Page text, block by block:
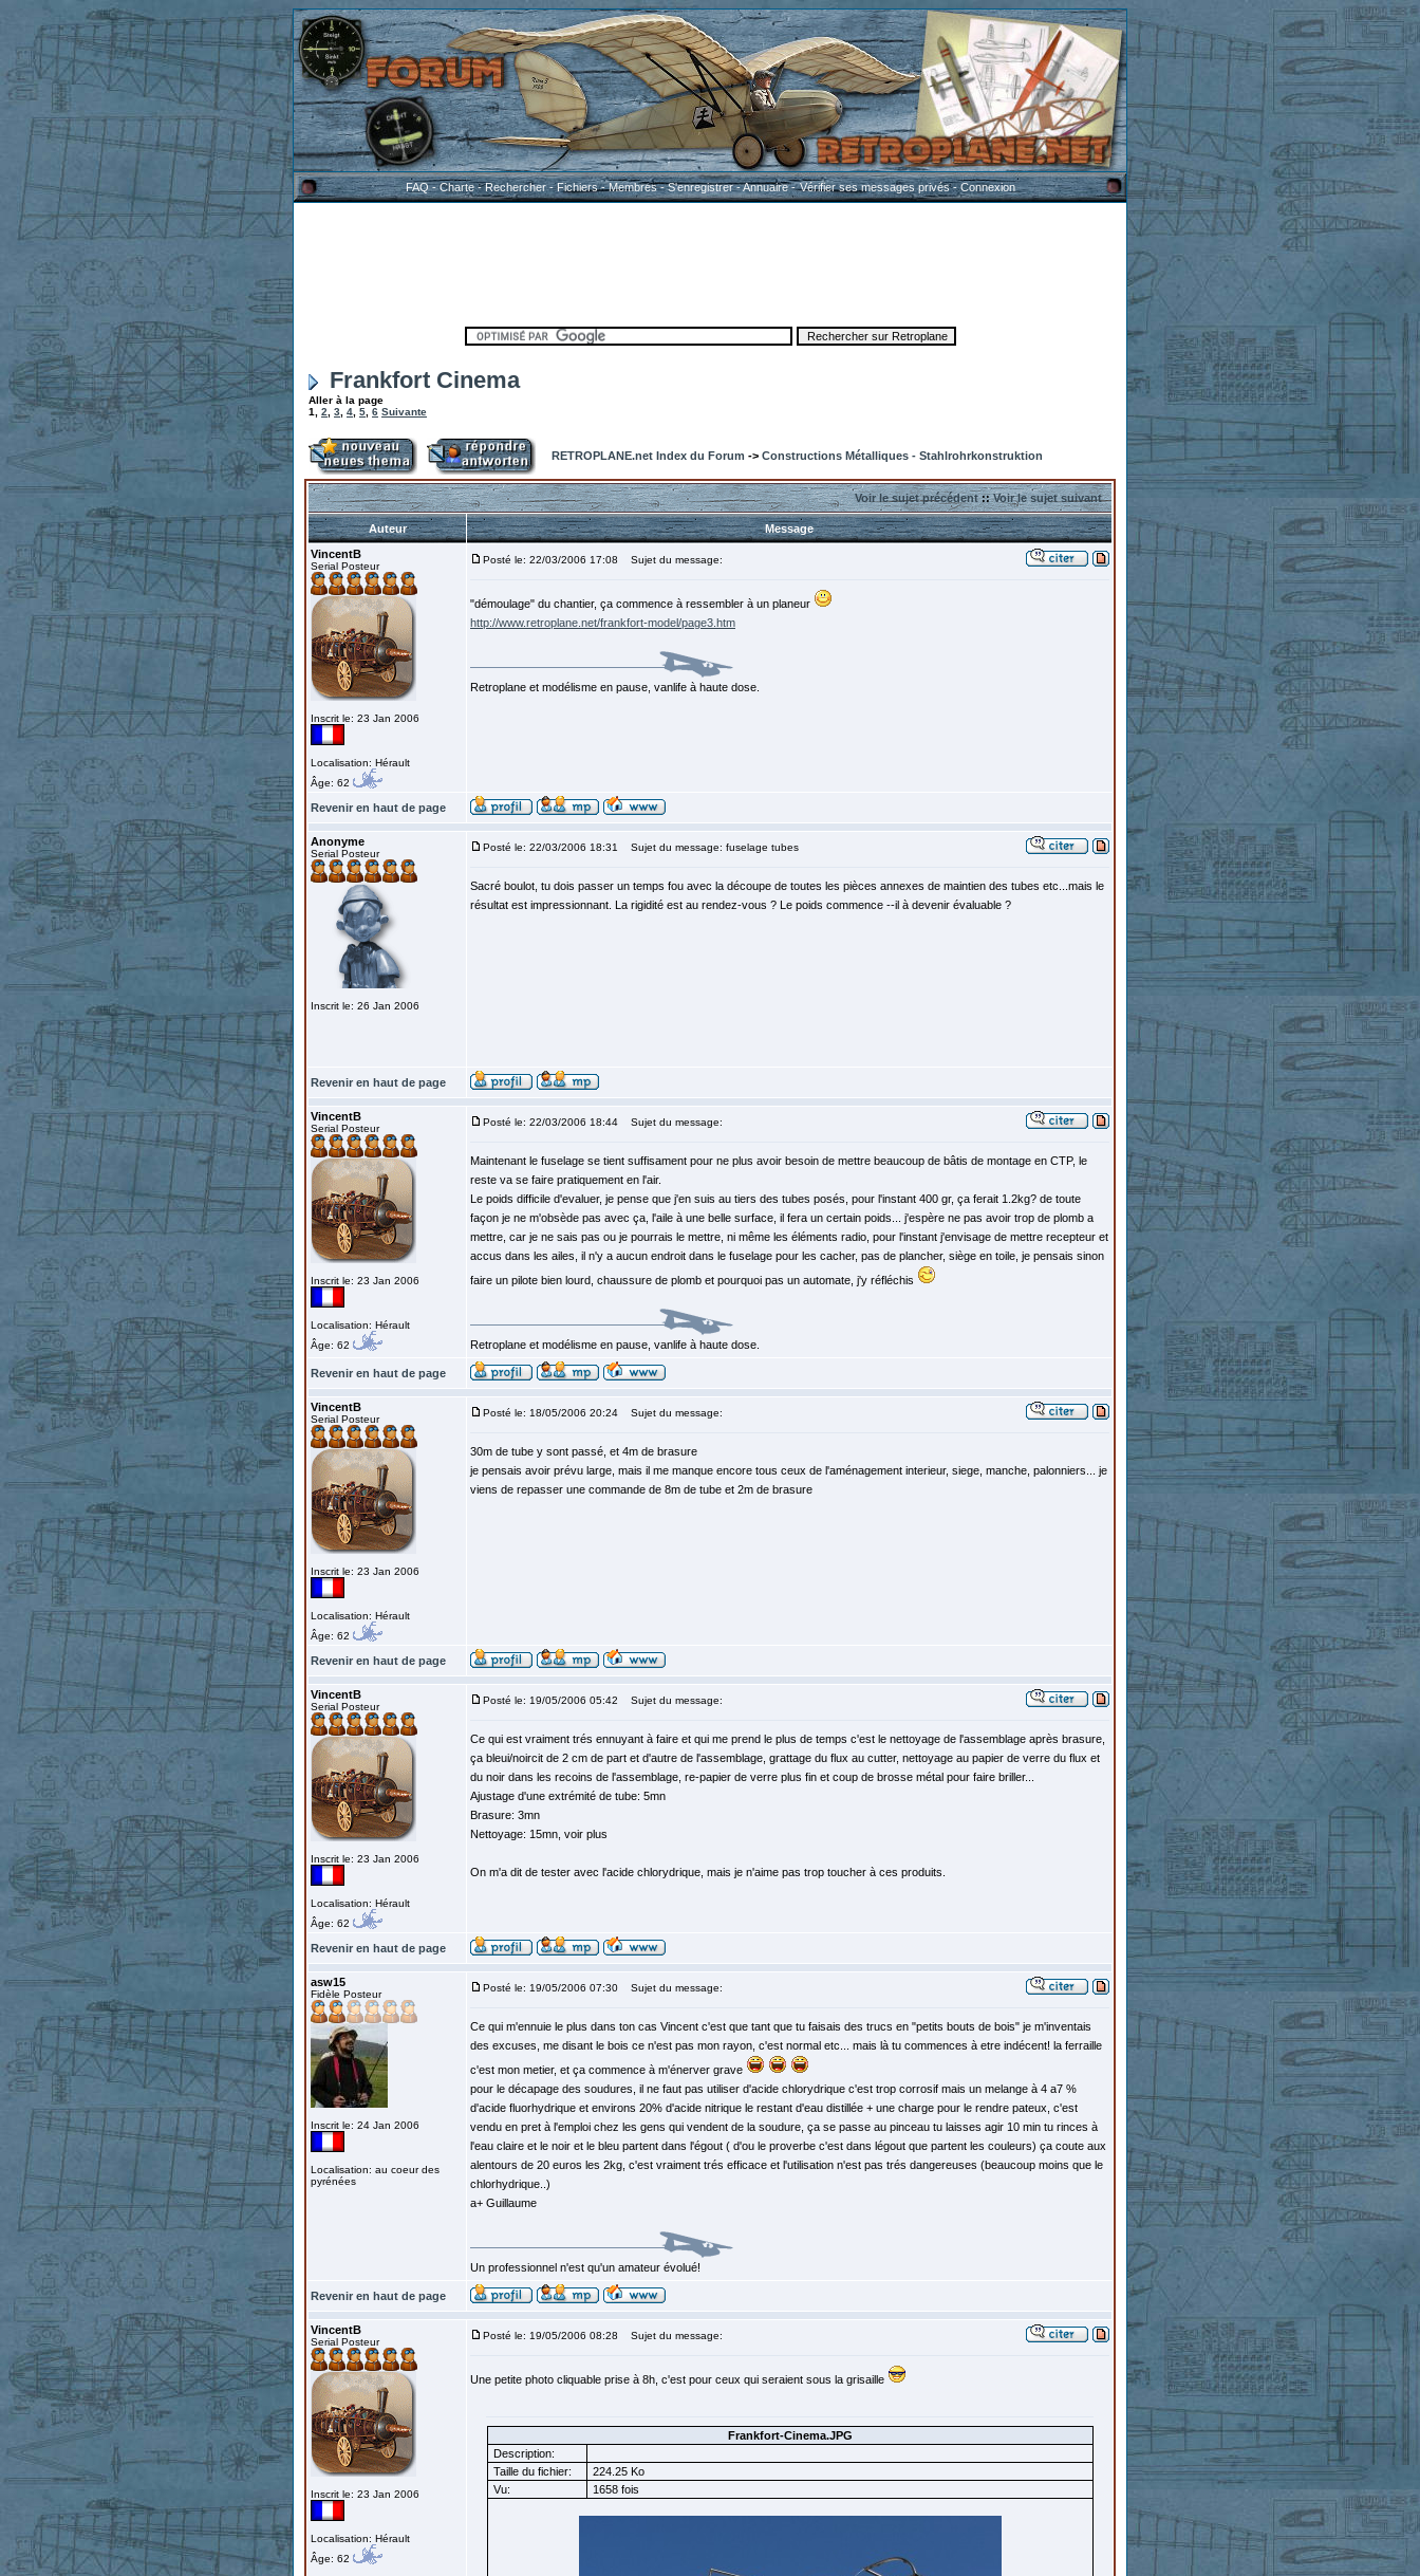
FAQ-Charte-Rechercher-Fichiers-Membres-S'enregistrer-Annuaire-Vérifier ses messages privés-Connexion
Frankfort Cinema
Aller à la page
1
2 3 4 5 6 Suivante
RETROPLANE.net Index du Forum -> Constructions Métalliques - Stahlrohrkonstruktion
Voir le sujet précédent::Voir le sujet suivant
Auteur
Message
VincentB
Serial Posteur
Inscrit le: 23 Jan 2006
Localisation: Hérault
Âge: 62
Posté le: 22/03/2006 17:08 Sujet du message:
"démoulage" du chantier, ça commence à ressembler à un planeur
http://www.retroplane.net/frankfort-model/page3.htm
Retroplane et modélisme en pause, vanlife à haute dose.
Revenir en haut de page
Anonyme
Serial Posteur
Inscrit le: 26 Jan 2006
Posté le: 22/03/2006 18:31 Sujet du message: fuselage tubes
Sacré boulot, tu dois passer un temps fou avec la découpe de toutes les pièces annexes de maintien des tubes etc...mais le
résultat est impressionnant. La rigidité est au rendez-vous ? Le poids commence --il à devenir évaluable ?
Revenir en haut de page
VincentB
Serial Posteur
Inscrit le: 23 Jan 2006
Localisation: Hérault
Âge: 62
Posté le: 22/03/2006 18:44 Sujet du message:
Maintenant le fuselage se tient suffisament pour ne plus avoir besoin de mettre beaucoup de bâtis de montage en CTP, le
reste va se faire pratiquement en l'air.
Le poids difficile d'evaluer, je pense que j'en suis au tiers des tubes posés, pour l'instant 400 gr, ça ferait 1.2kg? de toute
façon je ne m'obsède pas avec ça, l'aile à une belle surface, il fera un certain poids... j'espère ne pas avoir trop de plomb a
mettre, car je ne sais pas ou je pourrais le mettre, ni même les éléments radio, pour l'instant j'envisage de mettre recepteur et
accus dans les ailes, il n'y a aucun endroit dans le fuselage pour les cacher, pas de plancher, siège en toile, je pensais sinon
faire un pilote bien lourd, chaussure de plomb et pourquoi pas un automate, j'y réfléchis
Retroplane et modélisme en pause, vanlife à haute dose.
Revenir en haut de page
VincentB
Serial Posteur
Inscrit le: 23 Jan 2006
Localisation: Hérault
Âge: 62
Posté le: 18/05/2006 20:24 Sujet du message:
30m de tube y sont passé, et 4m de brasure
je pensais avoir prévu large, mais il me manque encore tous ceux de l'aménagement interieur, siege, manche, palonniers... je
viens de repasser une commande de 8m de tube et 2m de brasure
Revenir en haut de page
VincentB
Serial Posteur
Inscrit le: 23 Jan 2006
Localisation: Hérault
Âge: 62
Posté le: 19/05/2006 05:42 Sujet du message:
Ce qui est vraiment trés ennuyant à faire et qui me prend le plus de temps c'est le nettoyage de l'assemblage après brasure,
ça bleui/noircit de 2 cm de part et d'autre de l'assemblage, grattage du flux au cutter, nettoyage au papier de verre du flux et
du noir dans les recoins de l'assemblage, re-papier de verre plus fin et coup de brosse métal pour faire briller...
Ajustage d'une extrémité de tube: 5mn
Brasure: 3mn
Nettoyage: 15mn, voir plus
On m'a dit de tester avec l'acide chlorydrique, mais je n'aime pas trop toucher à ces produits.
Revenir en haut de page
asw15
Fidèle Posteur
Inscrit le: 24 Jan 2006
Localisation: au coeur des
pyrénées
Posté le: 19/05/2006 07:30 Sujet du message:
Ce qui m'ennuie le plus dans ton cas Vincent c'est que tant que tu faisais des trucs en "petits bouts de bois" je m'inventais
des excuses, me disant le bois ce n'est pas mon rayon, c'est normal etc... mais là tu commences à etre indécent! la ferraille
c'est mon metier, et ça commence à m'énerver grave
pour le décapage des soudures, il ne faut pas utiliser d'acide chlorydrique c'est trop corrosif mais un melange à 4 a7 %
d'acide fluorhydrique et environs 20% d'acide nitrique le restant d'eau distillée + une charge pour le rendre pateux, c'est
vendu en pret à l'emploi chez les gens qui vendent de la soudure, ça se passe au pinceau tu laisses agir 10 min tu rinces à
l'eau claire et le noir et le bleu partent dans l'égout ( d'ou le proverbe c'est dans légout que partent les couleurs) ça coute aux
alentours de 20 euros les 2kg, c'est vraiment trés efficace et l'utilisation n'est pas trés dangereuses (beaucoup moins que le
chlorhydrique..)
a+ Guillaume
Un professionnel n'est qu'un amateur évolué!
Revenir en haut de page
VincentB
Serial Posteur
Inscrit le: 23 Jan 2006
Localisation: Hérault
Âge: 62
Posté le: 19/05/2006 08:28 Sujet du message:
Une petite photo cliquable prise à 8h, c'est pour ceux qui seraient sous la grisaille
Frankfort-Cinema.JPG
Description:
Taille du fichier:
224.25 Ko
Vu:
1658 fois